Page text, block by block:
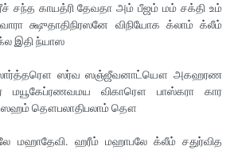
சந்த காயத்ரி தேவதா அம் பீஜம் மம் சக்தி உம்
க்ஷுதாதிநிரஸனே விநியோக க்லாம் க்லீம்
இதி ந்யாஸ
ஸர்வ ஸஞ்ஜீவனாட்யௌ அகஹரண
விகாரௌ பாஸ்கரா கார
தௌபலாதிபலாம் தௌ
மஹாதேவி. ஹரீம் மஹாபலே க்லீம் சதுர்வித